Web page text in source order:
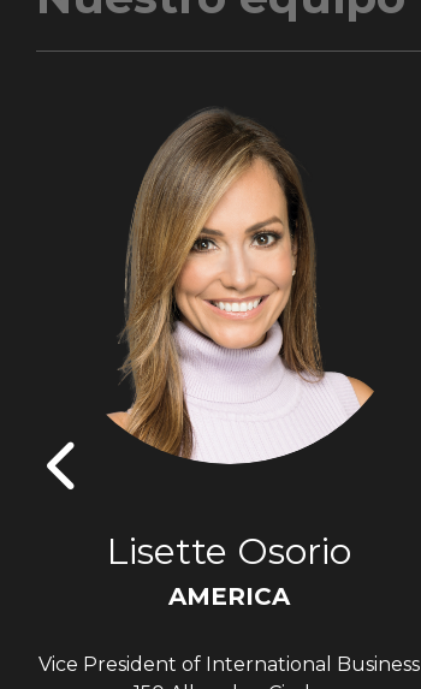
Lisette Osorio
AMERICA
Vice President of International Business